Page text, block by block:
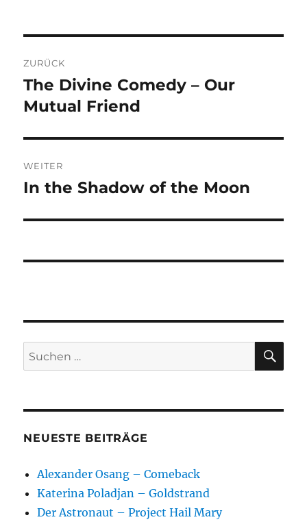
ZURÜCK
Vorheriger
Beitrag:
The Divine Comedy – Our
Mutual Friend
WEITER
Nächster
In the Shadow of the Moon
Suchen
nach:
NEUESTE BEITRÄGE
Alexander Osang – Comeback
Katerina Poladjan – Goldstrand
Der Astronaut – Project Hail Mary